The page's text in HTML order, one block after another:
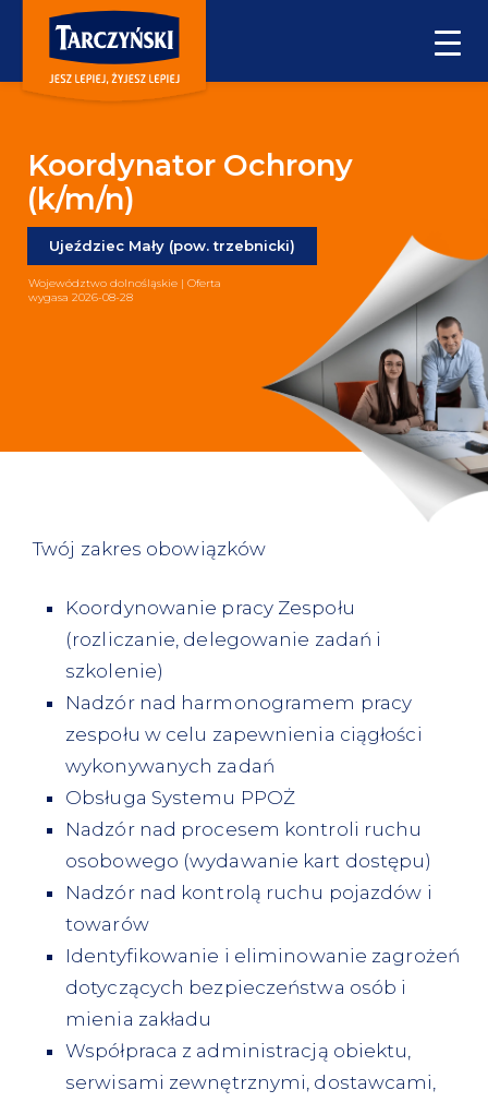
Koordynator Ochrony
(k/m/n)
Ujeździec Mały (pow. trzebnicki)
Województwo dolnośląskie | Oferta
wygasa 2026-08-28
Twój zakres obowiązków
Koordynowanie pracy Zespołu
(rozliczanie, delegowanie zadań i
szkolenie)
Nadzór nad harmonogramem pracy
zespołu w celu zapewnienia ciągłości
wykonywanych zadań
Obsługa Systemu PPOŻ
Nadzór nad procesem kontroli ruchu
osobowego (wydawanie kart dostępu)
Nadzór nad kontrolą ruchu pojazdów i
towarów
Identyfikowanie i eliminowanie zagrożeń
dotyczących bezpieczeństwa osób i
mienia zakładu
Współpraca z administracją obiektu,
serwisami zewnętrznymi, dostawcami,